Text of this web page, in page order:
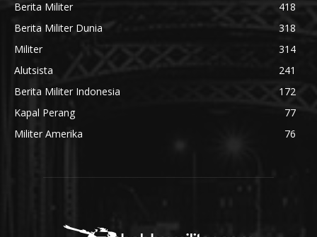
Berita Militer
418
Berita Militer Dunia
318
Militer
314
Alutsista
241
Berita Militer Indonesia
172
Kapal Perang
77
Militer Amerika
76